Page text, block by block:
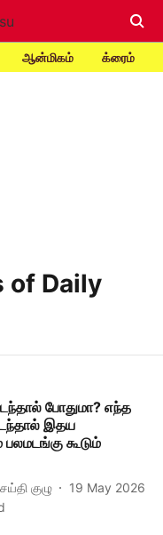
ஆன்மிகம் க்ரைம்
of Daily
போதுமா? எந்த
இதய
கூடும்
குழு
19 May 2026